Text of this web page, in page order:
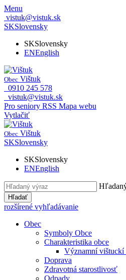
Menu
vistuk@vistuk.sk
SKSlovensky
SKSlovensky
ENEnglish
Obec Vištuk
0910 245 578
vistuk@vistuk.sk
Pro seniory RSS Mapa webu
Vytlačiť
Obec Vištuk
SKSlovensky
SKSlovensky
ENEnglish
Hľadať
rozšírené vyhľadávanie
Obec
Symboly Obce
Charakteristika obce
Významní vištuckí
Doprava
Zdravotná starostlivosť
Odpady